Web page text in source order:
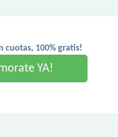
cuotas, 100% gratis!
YA!